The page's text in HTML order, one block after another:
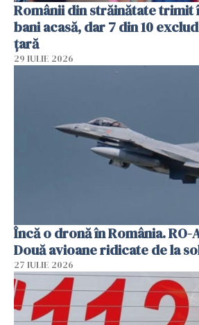
Românii din străinătate trimit
bani acasă, dar 7 din 10
țară
29 IULIE 2026
Încă o dronă în România. RO-
Două avioane ridicate de la
27 IULIE 2026